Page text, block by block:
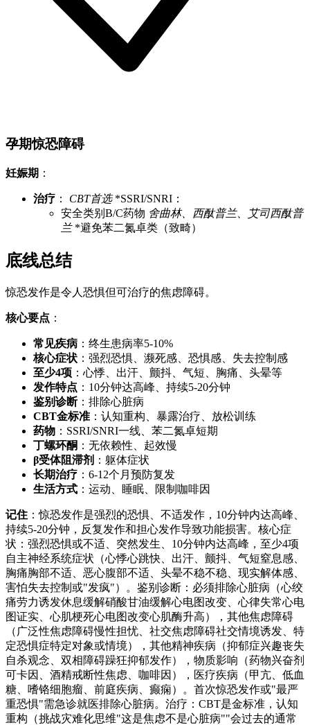
孕期惊恐障碍
妊娠期 ：
治疗 ： CBT首选*SSRI/SNRI：
安全类别B/C药物 舍曲林、西酞普兰、艾司西酞普
兰*避免苯二氮卓类（致畸）
底线总结
惊恐发作是令人恐惧但可治疗的焦虑障碍。
核心要点 ：
常见疾病 ：终生患病率5-10%
核心症状 ：强烈恐惧、濒死感、恐惧感、失去控制感
至少4项 ：心悸、出汗、颤抖、气短、胸痛、头晕等
发作特点 ：10分钟达高峰、持续5-20分钟
鉴别诊断：排除心脏病
CBT金标准 ：认知重构、暴露治疗、放松训练
药物 ：SSRI/SNRI一线、苯二氮卓短期
丁螺环酮 ：无依赖性、起效慢
β受体阻滞剂 ：躯体症状
长期治疗 ：6-12个月预防复发
生活方式 ：运动、睡眠、限制咖啡因
记住 ：惊恐发作是强烈的恐惧、不适发作，10分钟内达高峰、
持续5-20分钟，反复发作和担心发作导致功能损害。核心症
状：强烈恐惧或不适、突然发生、10分钟内达高峰，至少4项
自主神经系统症状（心悸心跳快、出汗、颤抖、气短窒息感、
胸痛胸部不适、恶心腹部不适、头晕不稳不稳、现实解体感、
害怕失去控制或"发疯"）。鉴别诊断：必须排除心脏病（心绞
痛劳力诱发休息缓解硝酸甘油缓解心电图改变、心律失常心电
图证实、心肌梗死心电图改变心肌酶升高），其他焦虑障碍
（广泛性焦虑障碍慢性担忧、社交焦虑障碍社交情境诱发、特
定恐惧症特定对象或情境），其他精神疾病（抑郁症兴趣丧失
自杀观念、双相障碍躁狂抑郁发作），物质影响（药物兴奋剂
可卡因、酒精戒断性焦虑、咖啡因），医疗疾病（甲亢、低血
糖、嗜铬细胞瘤、前庭疾病、癫痫）。首次惊恐发作或"最严
重恐惧"需急诊就医排除心脏病。治疗：CBT是金标准，认知
重构（挑战灾难化思维"这是焦虑不是心脏病""会过去的通常